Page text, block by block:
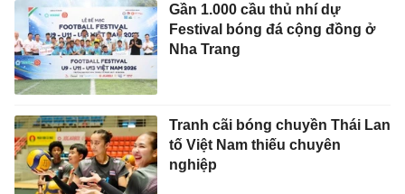
Gần 1.000 cầu thủ nhí dự
Festival bóng đá cộng đồng ở
Nha Trang
Tranh cãi bóng chuyền Thái Lan
tố Việt Nam thiếu chuyên
nghiệp